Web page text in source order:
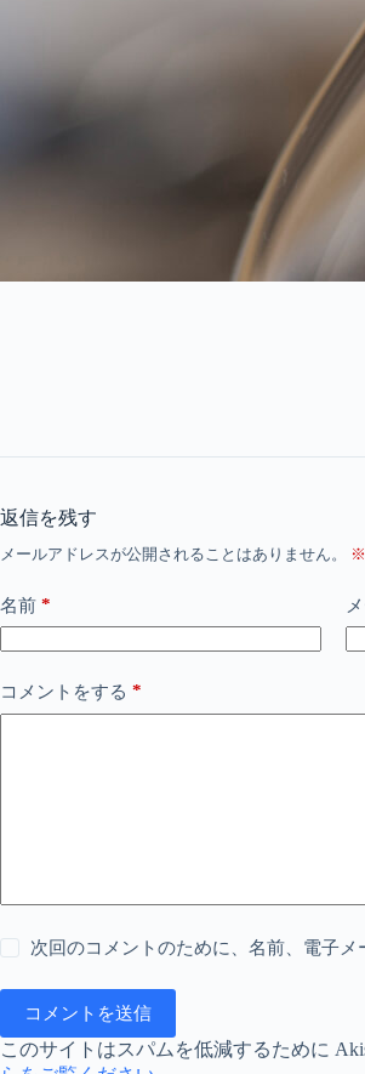
返信を残す
メールアドレスが公開されることはありません。 ※
名前 *
コメントをする *
次回のコメントのために、名前、電子
コメントを送信
このサイトはスパムを低減するために